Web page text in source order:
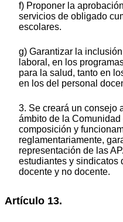
f) Proponer la
servicios de obligado
escolares.
g) Garantizar la
laboral, en los
para la salud, tanto en
en los del personal
3. Se creará un consejo
ámbito de la
composición y
reglamentariamente,
representación de las
estudiantes y sindicatos
docente y no docente.
Artículo 13.